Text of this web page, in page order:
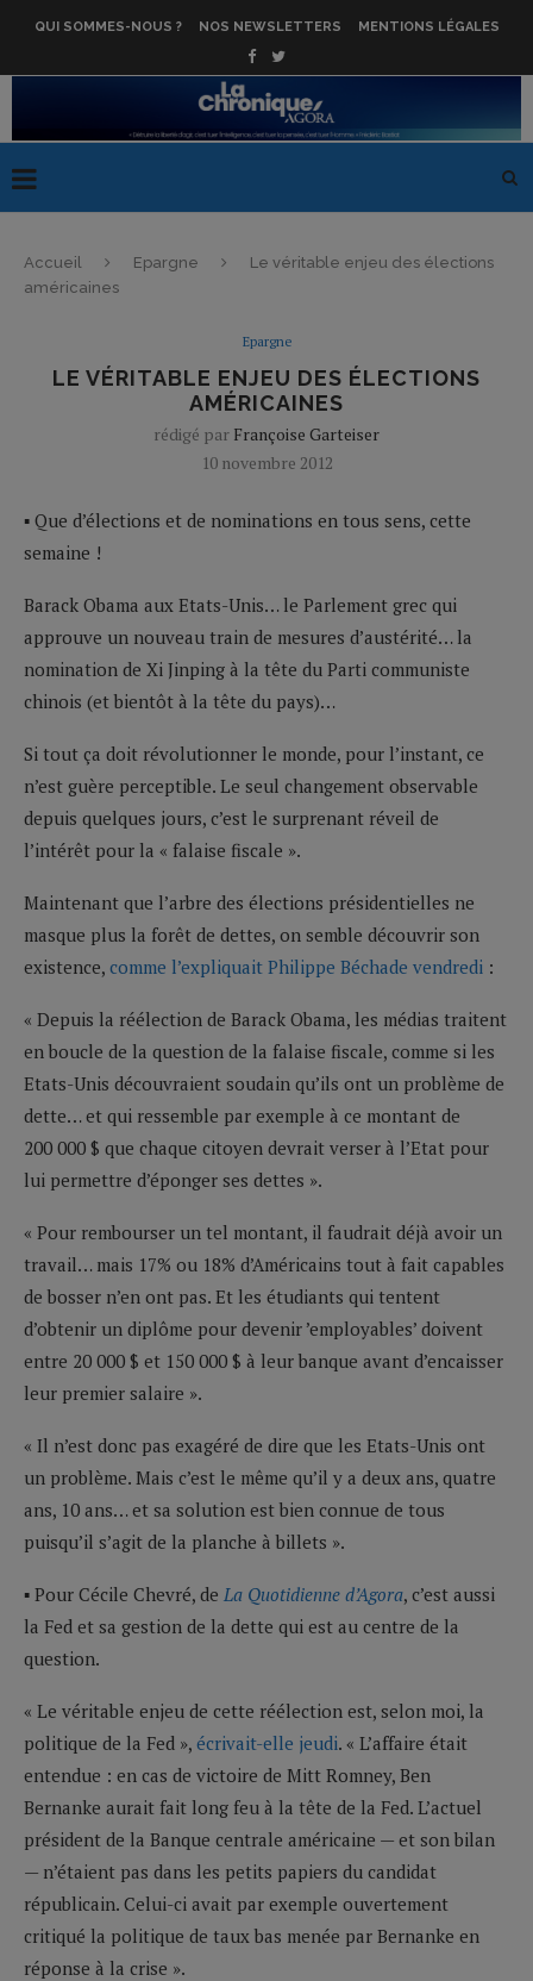
QUI SOMMES-NOUS ? NOS NEWSLETTERS MENTIONS LÉGALES
Accueil Epargne
Le véritable enjeu des élections
américaines
Epargne
LE VÉRITABLE ENJEU DES ÉLECTIONS
AMÉRICAINES
rédigé par Françoise Garteiser
10 novembre 2012
▪ Que d’élections et de nominations en tous sens, cette
semaine !
Barack Obama aux Etats-Unis… le Parlement grec qui
approuve un nouveau train de mesures d’austérité… la
nomination de Xi Jinping à la tête du Parti communiste
chinois (et bientôt à la tête du pays)…
Si tout ça doit révolutionner le monde, pour l’instant, ce
n’est guère perceptible. Le seul changement observable
depuis quelques jours, c’est le surprenant réveil de
l’intérêt pour la « falaise fiscale ».
Maintenant que l’arbre des élections présidentielles ne
masque plus la forêt de dettes, on semble découvrir son
existence, comme l’expliquait Philippe Béchade vendredi :
« Depuis la réélection de Barack Obama, les médias traitent
en boucle de la question de la falaise fiscale, comme si les
Etats-Unis découvraient soudain qu’ils ont un problème de
dette… et qui ressemble par exemple à ce montant de
200 000 $ que chaque citoyen devrait verser à l’Etat pour
lui permettre d’éponger ses dettes ».
« Pour rembourser un tel montant, il faudrait déjà avoir un
travail… mais 17% ou 18% d’Américains tout à fait capables
de bosser n’en ont pas. Et les étudiants qui tentent
d’obtenir un diplôme pour devenir ’employables’ doivent
entre 20 000 $ et 150 000 $ à leur banque avant d’encaisser
leur premier salaire ».
« Il n’est donc pas exagéré de dire que les Etats-Unis ont
un problème. Mais c’est le même qu’il y a deux ans, quatre
ans, 10 ans… et sa solution est bien connue de tous
puisqu’il s’agit de la planche à billets ».
▪ Pour Cécile Chevré, de La Quotidienne d’Agora, c’est aussi
la Fed et sa gestion de la dette qui est au centre de la
question.
« Le véritable enjeu de cette réélection est, selon moi, la
politique de la Fed », écrivait-elle jeudi. « L’affaire était
entendue : en cas de victoire de Mitt Romney, Ben
Bernanke aurait fait long feu à la tête de la Fed. L’actuel
président de la Banque centrale américaine — et son bilan
— n’étaient pas dans les petits papiers du candidat
républicain. Celui-ci avait par exemple ouvertement
critiqué la politique de taux bas menée par Bernanke en
réponse à la crise ».